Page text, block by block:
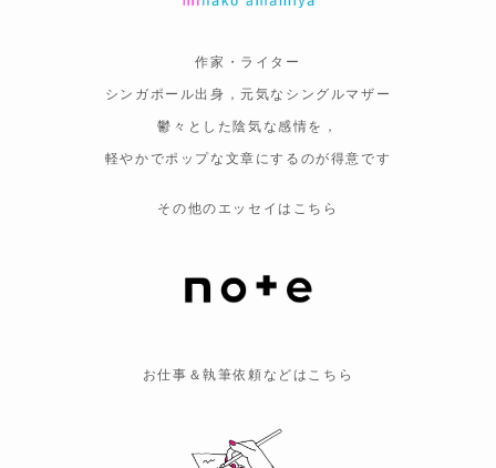
作家・ライター
シンガポール出身，元気なシングルマザー
鬱々とした陰気な感情を，
軽やかでポップな文章にするのが得意です
その他のエッセイはこちら
お仕事＆執筆依頼などはこちら